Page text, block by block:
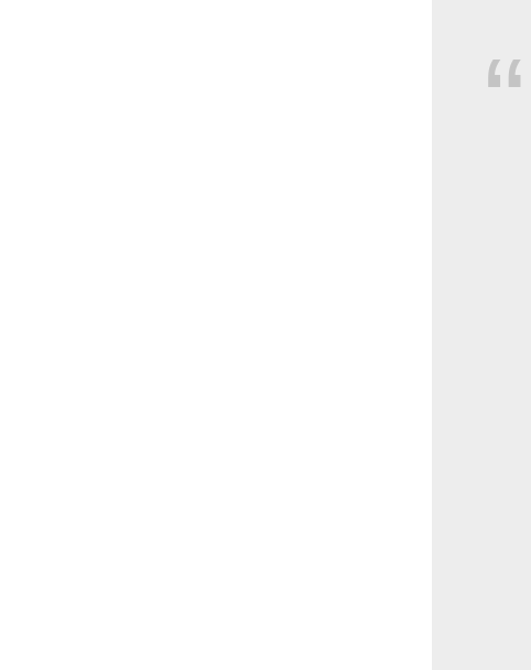
“